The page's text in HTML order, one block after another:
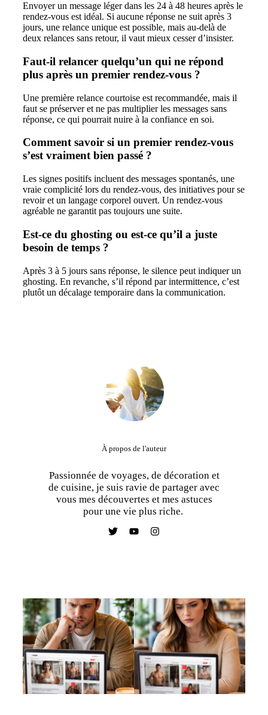
Envoyer un message léger dans les 24 à 48 heures après le
rendez-vous est idéal. Si aucune réponse ne suit après 3
jours, une relance unique est possible, mais au-delà de
deux relances sans retour, il vaut mieux cesser d’insister.
Faut-il relancer quelqu’un qui ne répond
plus après un premier rendez-vous ?
Une première relance courtoise est recommandée, mais il
faut se préserver et ne pas multiplier les messages sans
réponse, ce qui pourrait nuire à la confiance en soi.
Comment savoir si un premier rendez-vous
s’est vraiment bien passé ?
Les signes positifs incluent des messages spontanés, une
vraie complicité lors du rendez-vous, des initiatives pour se
revoir et un langage corporel ouvert. Un rendez-vous
agréable ne garantit pas toujours une suite.
Est-ce du ghosting ou est-ce qu’il a juste
besoin de temps ?
Après 3 à 5 jours sans réponse, le silence peut indiquer un
ghosting. En revanche, s’il répond par intermittence, c’est
plutôt un décalage temporaire dans la communication.
À propos de l'auteur
Passionnée de voyages, de décoration et
de cuisine, je suis ravie de partager avec
vous mes découvertes et mes astuces
pour une vie plus riche.